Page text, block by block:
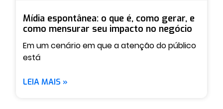
Mídia espontânea: o que é, como gerar, e
como mensurar seu impacto no negócio
Em um cenário em que a atenção do público
está
LEIA MAIS »